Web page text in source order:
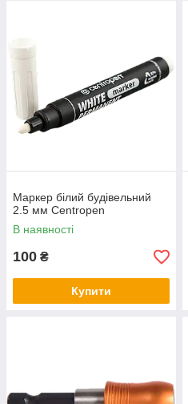
Маркер білий будівельний
2.5 мм Centropen
В наявності
100 ₴
Купити